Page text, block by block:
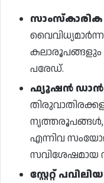
കലാരൂപങ്ങളും
പരേഡ്.
ഫ്യൂഷൻ
നൃത്തരൂപങ്ങൾ,
എന്നിവ
സവിശേഷമായ
സ്റ്റേറ്റ്